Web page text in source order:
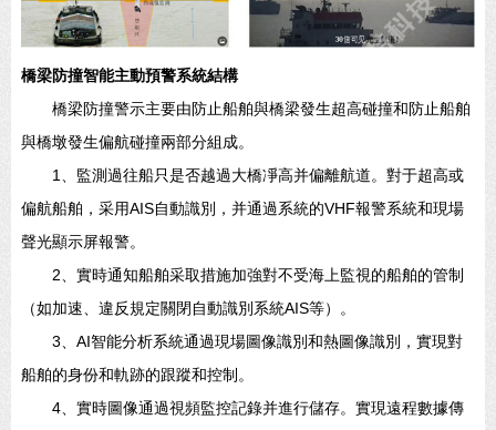
橋梁防撞智能主動預警系統結構
橋梁防撞警示主要由防止船舶與橋梁發生超高碰撞和防止船舶
與橋墩發生偏航碰撞兩部分組成。
1、監測過往船只是否越過大橋凈高并偏離航道。對于超高或
偏航船舶，采用AIS自動識別，并通過系統的VHF報警系統和現場
聲光顯示屏報警。
2、實時通知船舶采取措施加強對不受海上監視的船舶的管制
（如加速、違反規定關閉自動識別系統AIS等）。
3、AI智能分析系統通過現場圖像識別和熱圖像識別，實現對
船舶的身份和軌跡的跟蹤和控制。
4、實時圖像通過視頻監控記錄并進行儲存。實現遠程數據傳